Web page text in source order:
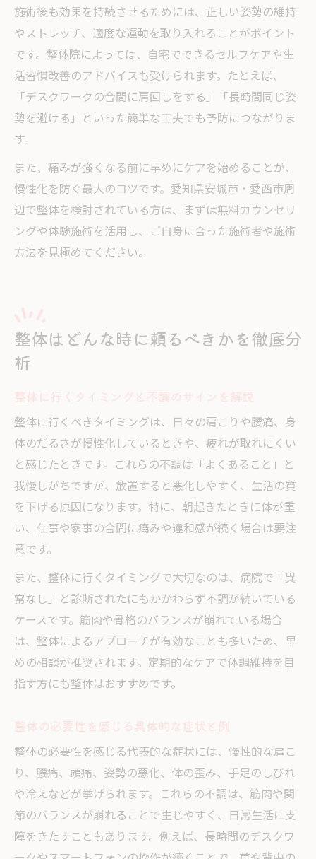
施術後も効果を持続させるためには、正しい姿勢の維持
やストレッチ、適度な運動を取り入れることがポイント
です。整体院によっては、自宅でできるセルフケアや生
活習慣改善のアドバイスも受けられます。たとえば、
「デスクワークの合間に肩回しをする」「長時間同じ姿
勢を避ける」といった簡単な工夫でも予防につながりま
す。
また、痛みが強くなる前に早めにケアを始めることが、
慢性化を防ぐ最大のコツです。愛知県安城市・愛西市周
辺で整体を検討されている方は、まずは無料カウンセリ
ングや体験施術を活用し、ご自身に合った施術者や施術
方法を見極めてください。
整体はどんな時に頼るべきかを徹底分
析
整体に行くべきタイミングは、日々の肩こりや腰痛、身
体のだるさが慢性化しているときや、疲れが取れにくい
と感じたときです。これらの不調は「よくあること」と
我慢しがちですが、放置すると悪化しやすく、生活の質
を下げる原因になります。特に、朝起きたときに体が重
い、仕事や家事の合間に痛みや違和感が続く場合は要注
意です。
また、整体に行くタイミングで大切なのは、病院で「異
常なし」と診断されたにもかかわらず不調が続いている
ケースです。筋肉や骨格のバランスが崩れている場合
は、整体によるアプローチが有効なことも多いため、早
めの相談が推奨されます。定期的なケアで体調維持を目
指す方にも整体はおすすめです。
整体の必要性を感じる代表的な症状には、慢性的な肩こ
り、腰痛、頭痛、姿勢の悪化、体の歪み、手足のしびれ
や冷えなどが挙げられます。これらの不調は、筋肉や関
節のバランスが崩れることで生じやすく、日常生活に支
障をきたすこともあります。例えば、長時間のデスクワ